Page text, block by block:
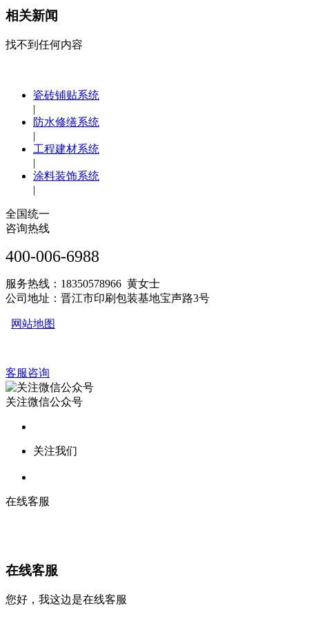
相关新闻
找不到任何内容
瓷砖铺贴系统
|
防水修缮系统
|
工程建材系统
|
涂料装饰系统
|
全国统一
咨询热线
400-006-6988
服务热线：18350578966 黄女士
公司地址：晋江市印刷包装基地宝声路3号
网站地图
客服咨询
关注微信公众号
关注我们
在线客服
在线客服
您好，我这边是在线客服